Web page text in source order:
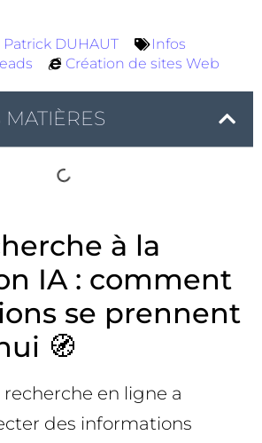
Patrick DUHAUT
Infos
Création de sites Web
à la
IA : comment
se prennent
🧭
en ligne a
des informations